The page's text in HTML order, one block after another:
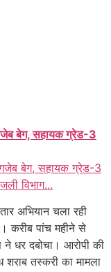
बेग, सहायक ग्रेड-3
बेग, सहायक ग्रेड-3
विभाग...
अभियान चला रही
करीब पांच महीने से
धर दबोचा। आरोपी की
शराब तस्करी का मामला